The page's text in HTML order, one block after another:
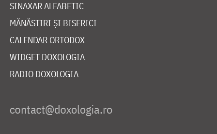
SINAXAR ALFABETIC
MĂNĂSTIRI ȘI BISERICI
CALENDAR ORTODOX
WIDGET DOXOLOGIA
RADIO DOXOLOGIA